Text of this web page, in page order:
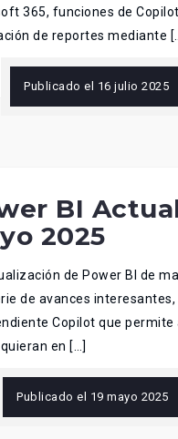
365, funciones de
de reportes mediante
Publicado el 16 julio 2025
BI
2025
de Power BI de
de avances
Copilot que
quieran en […]
Publicado el 19 mayo 2025